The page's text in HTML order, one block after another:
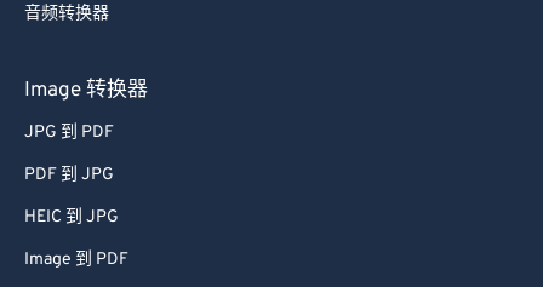
音频转换器
Image 转换器
JPG 到 PDF
PDF 到 JPG
HEIC 到 JPG
Image 到 PDF